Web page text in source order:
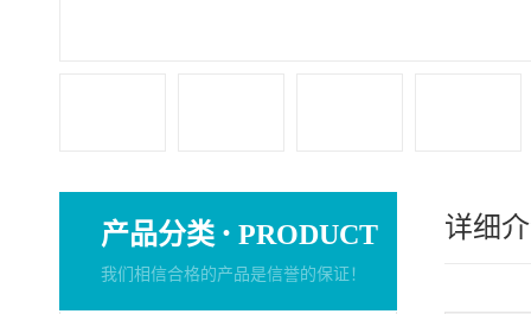
产品分类 · PRODUCT
我们相信合格的产品是信誉的保证！
详细